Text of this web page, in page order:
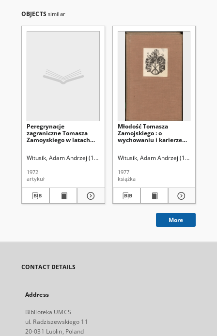
OBJECTS similar
Peregrynacje
zagraniczne Tomasza
Zamoyskiego w latach
Witusik, Adam Andrzej (1940-2007)
1972
artykuł
Młodość Tomasza
Zamojskiego : o
wychowaniu i karierze
połowie XVII wieku
Witusik, Adam Andrzej (1940-2007)
1977
książka
More
CONTACT DETAILS
Address
Biblioteka UMCS
ul. Radziszewskiego 11
20-031 Lublin, Poland